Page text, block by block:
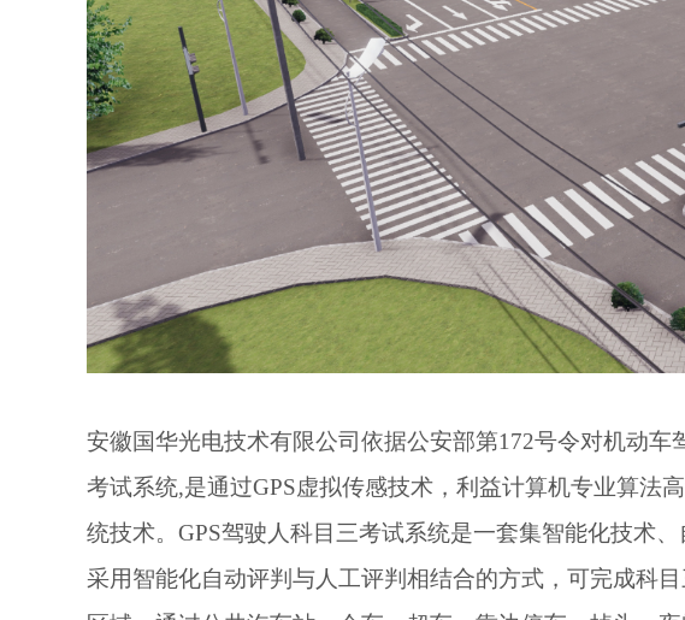
安徽国华光电技术有限公司依据公安部第172号令对机动
考试系统,是通过GPS虚拟传感技术，利益计算机专业算法
统技术。GPS驾驶人科目三考试系统是一套集智能化技术
采用智能化自动评判与人工评判相结合的方式，可完成科